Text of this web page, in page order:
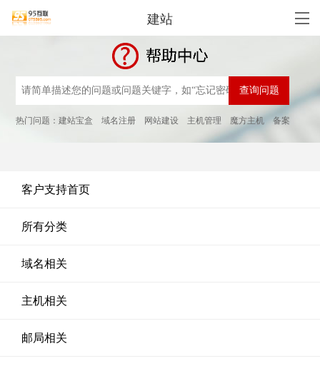
建站
热门问题：建站宝盒 域名注册 网站建设 主机管理 魔方主机 备案
客户支持首页
所有分类
域名相关
主机相关
邮局相关